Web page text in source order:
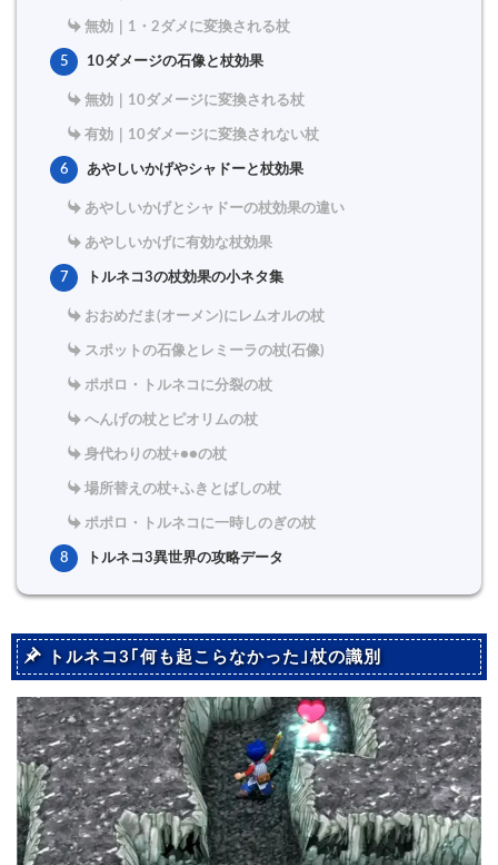
無効｜1・2ダメに変換される杖
5 10ダメージの石像と杖効果
無効｜10ダメージに変換される杖
有効｜10ダメージに変換されない杖
6 あやしいかげやシャドーと杖効果
あやしいかげとシャドーの杖効果の違い
あやしいかげに有効な杖効果
7 トルネコ3の杖効果の小ネタ集
おおめだま(オーメン)にレムオルの杖
スポットの石像とレミーラの杖(石像)
ポポロ・トルネコに分裂の杖
へんげの杖とピオリムの杖
身代わりの杖+●●の杖
場所替えの杖+ふきとばしの杖
ポポロ・トルネコに一時しのぎの杖
8 トルネコ3異世界の攻略データ
トルネコ3｢何も起こらなかった｣杖の識別